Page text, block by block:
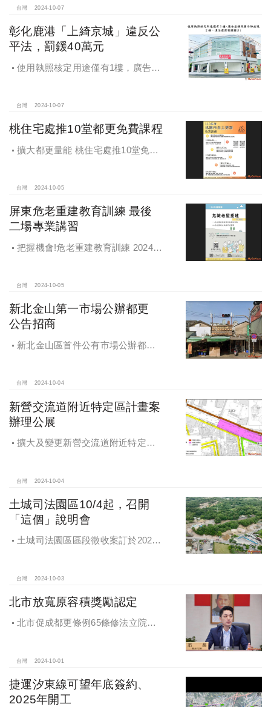
台灣 2024-10-07
彰化鹿港「上綺京城」違反公
平法，罰鍰40萬元
使用執照核定用途僅有1樓，廣告宣
台灣 2024-10-07
桃住宅處推10堂都更免費課程
擴大都更量能 桃住宅處推10堂免費
台灣 2024-10-05
屏東危老重建教育訓練 最後
二場專業講習
把握機會!危老重建教育訓練 2024年
台灣 2024-10-05
新北金山第一市場公辦都更
公告招商
新北金山區首件公有市場公辦都更
台灣 2024-10-04
新營交流道附近特定區計畫案
辦理公展
擴大及變更新營交流道附近特定區
台灣 2024-10-04
土城司法園區10/4起，召開
「這個」說明會
土城司法園區區段徵收案訂於2024
台灣 2024-10-03
北市放寬原容積獎勵認定
北市促成都更條例65條修法立院初
台灣 2024-10-01
捷運汐東線可望年底簽約、
2025年開工